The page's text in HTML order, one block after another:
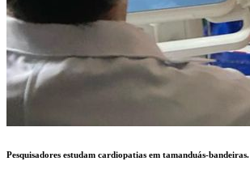
Pesquisadores estudam cardiopatias em tamanduás-bandeiras.